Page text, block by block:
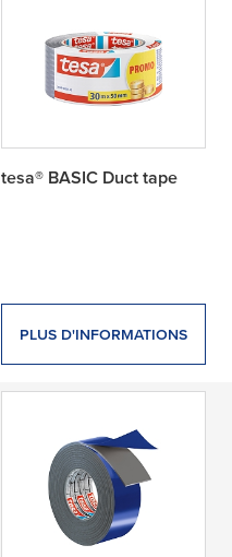
tesa® BASIC Duct tape
PLUS D'INFORMATIONS